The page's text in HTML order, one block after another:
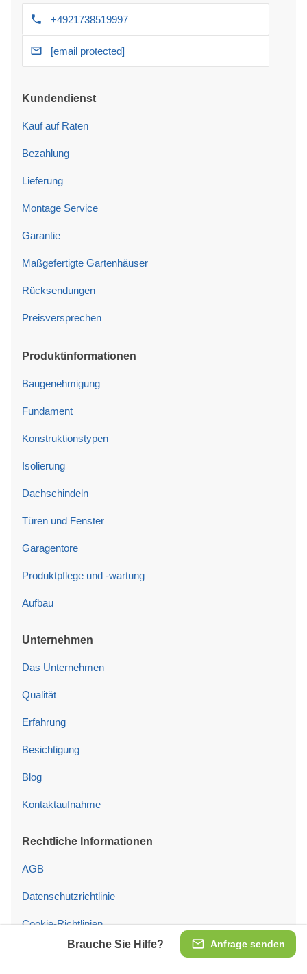
Anfrage senden
Brauche Sie Hilfe?
+4921738519997
[email protected]
Kundendienst
Kauf auf Raten
Bezahlung
Lieferung
Montage Service
Garantie
Maßgefertigte Gartenhäuser
Rücksendungen
Preisversprechen
Produktinformationen
Baugenehmigung
Fundament
Konstruktionstypen
Isolierung
Dachschindeln
Türen und Fenster
Garagentore
Produktpflege und -wartung
Aufbau
Unternehmen
Das Unternehmen
Qualität
Erfahrung
Besichtigung
Blog
Kontaktaufnahme
Rechtliche Informationen
AGB
Datenschutzrichtlinie
Cookie-Richtlinien
Impressum